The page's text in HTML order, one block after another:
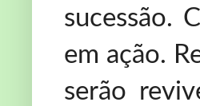
sucessão.
em ação.
serão